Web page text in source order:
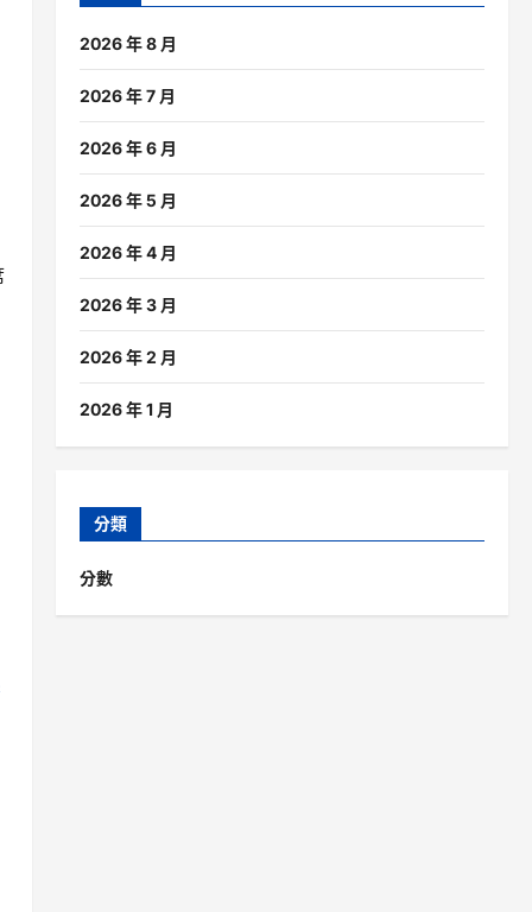
2026 年 8 月
2026 年 7 月
2026 年 6 月
2026 年 5 月
2026 年 4 月
2026 年 3 月
2026 年 2 月
2026 年 1 月
分類
分數